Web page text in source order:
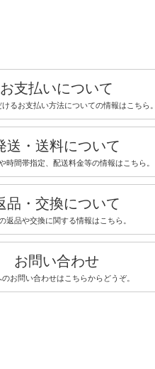
お支払いについて
けるお支払い方法についての情報はこちら。
送・送料について
時間帯指定、配送料金等の情報はこちら。
品・交換について
返品や交換に関する情報はこちら。
お問い合わせ
のお問い合わせはこちらからどうぞ。